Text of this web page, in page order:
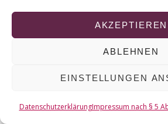
AKZEPTIEREN
ABLEHNEN
EINSTELLUNGEN
DatenschutzerklärungImpressum nach § 5